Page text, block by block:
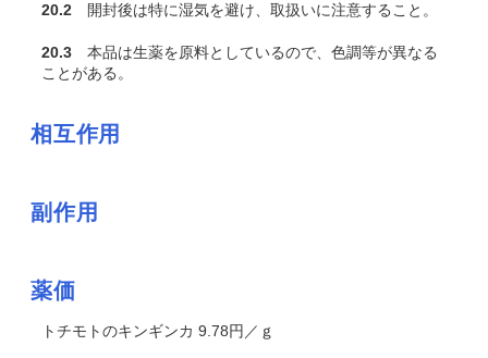
20.2 開封後は特に湿気を避け、取扱いに注意すること。
20.3 本品は生薬を原料としているので、色調等が異なる
ことがある。
相互作用
副作用
薬価
トチモトのキンギンカ 9.78円／ｇ